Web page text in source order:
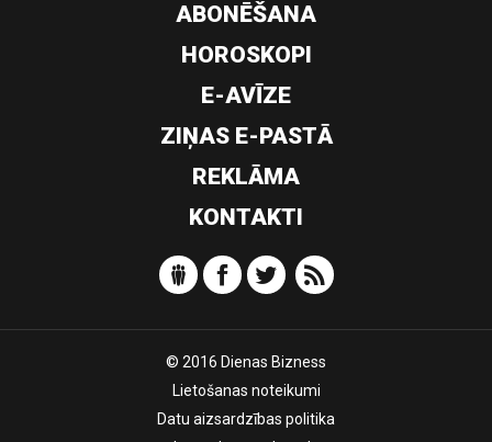
ABONĒŠANA
HOROSKOPI
E-AVĪZE
ZIŅAS E-PASTĀ
REKLĀMA
KONTAKTI
© 2016 Dienas Bizness
Lietošanas noteikumi
Datu aizsardzības politika